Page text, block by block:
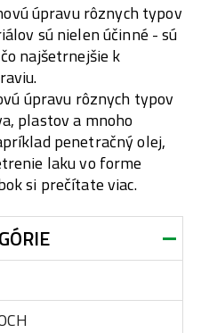
úpravu rôznych typov
sú nielen účinné - sú
najšetrnejšie k
úpravu rôznych typov
plastov a mnoho
penetračný olej,
laku vo forme
si prečítate viac.